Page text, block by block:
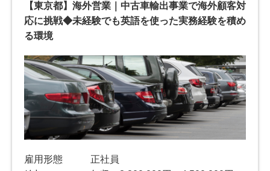
【東京都】海外営業｜中古車輸出事業で海外顧客対
応に挑戦◆未経験でも英語を使った実務経験を積め
る環境
雇用形態
正社員